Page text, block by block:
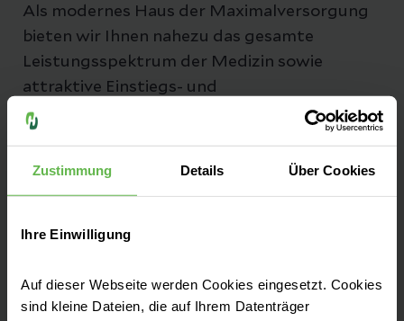
Zustimmung Details Über Cookies
Ihre Einwilligung
Auf dieser Webseite werden Cookies eingesetzt. Cookies
sind kleine Dateien, die auf Ihrem Datenträger
Als modernes Haus der Maximalversorgung
bieten wir Ihnen nahezu das gesamte
Leistungsspektrum der Medizin sowie
attraktive Einstiegs- und
Karrieremöglichkeiten in einem innovativen